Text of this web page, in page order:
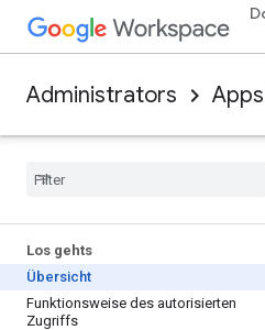
Administrators
Los gehts
Übersicht
Funktionsweise des autorisierten
Zugriffs